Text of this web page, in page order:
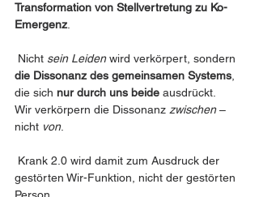
Transformation von Stellvertretung zu Ko-
Emergenz
Nicht sein Leiden wird verkörpert, sondern
die Dissonanz des gemeinsamen Systems
die sich nur durch uns beide ausdrückt.
Wir verkörpern die Dissonanz zwischen –
nicht von.
Krank 2.0 wird damit zum Ausdruck der
gestörten Wir-Funktion, nicht der gestörten